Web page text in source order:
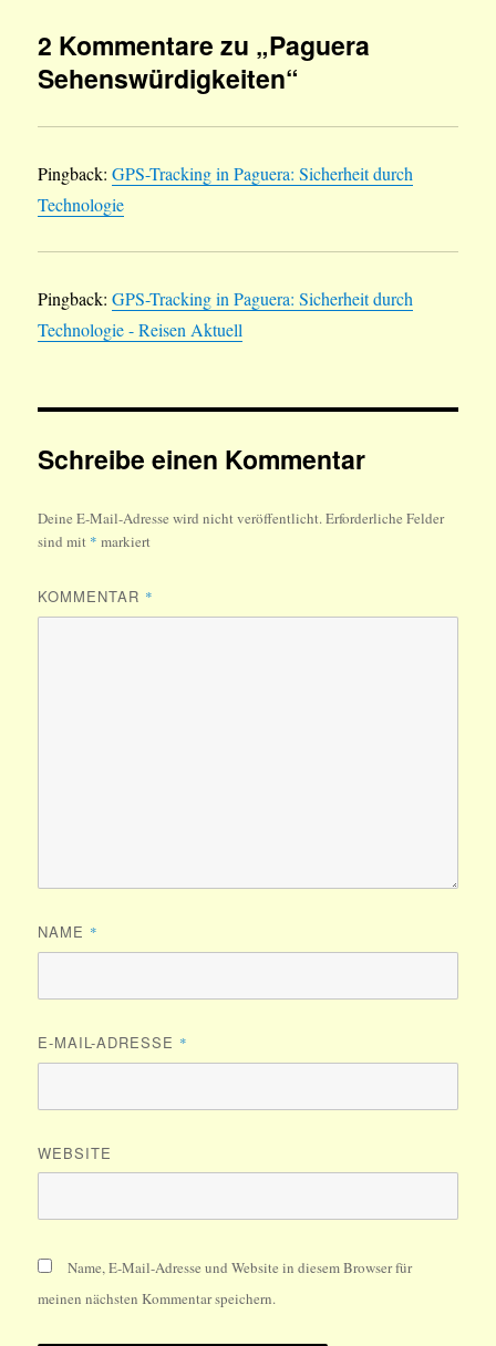
2 Kommentare zu „Paguera
Sehenswürdigkeiten“
Pingback:GPS-Tracking in Paguera: Sicherheit durch
Technologie
Pingback:GPS-Tracking in Paguera: Sicherheit durch
Technologie - Reisen Aktuell
Schreibe einen Kommentar
Deine E-Mail-Adresse wird nicht veröffentlicht.Erforderliche Felder
sind mit * markiert
KOMMENTAR *
NAME *
E-MAIL-ADRESSE *
WEBSITE
Name, E-Mail-Adresse und Website in diesem Browser für
meinen nächsten Kommentar speichern.